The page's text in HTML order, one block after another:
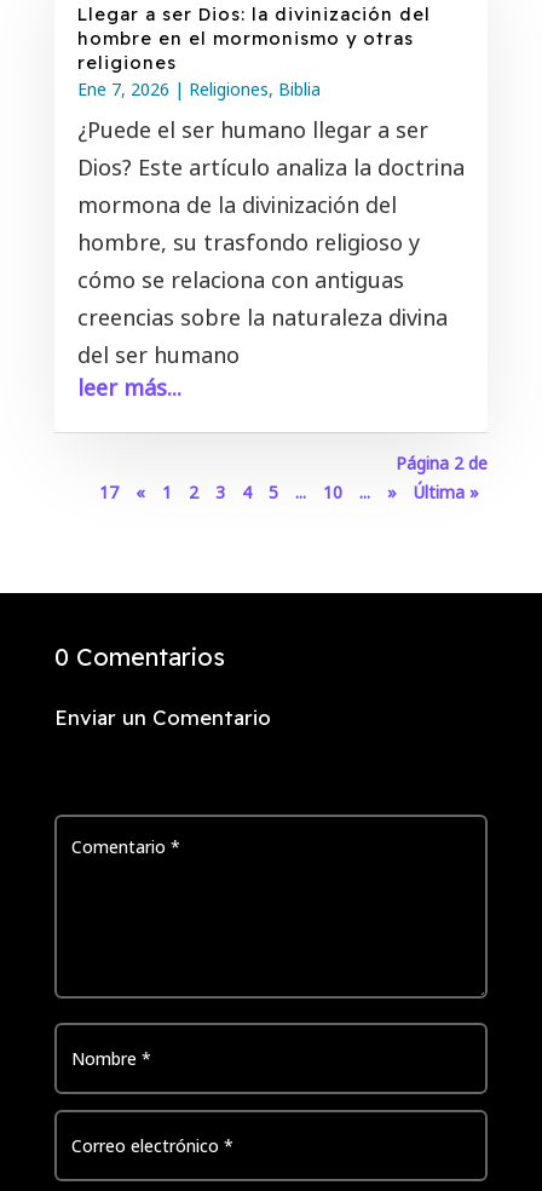
Llegar a ser Dios: la divinización del
hombre en el mormonismo y otras
religiones
Ene 7, 2026 | Religiones, Biblia
¿Puede el ser humano llegar a ser
Dios? Este artículo analiza la doctrina
mormona de la divinización del
hombre, su trasfondo religioso y
cómo se relaciona con antiguas
creencias sobre la naturaleza divina
del ser humano
leer más...
Página 2 de
17
« 1 2 3 4 5 ... 10 ... » Última »
0 Comentarios
Enviar un Comentario